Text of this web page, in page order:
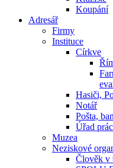
Koupání
Adresář
Firmy
Instituce
Církve
Hasiči,
Notář
Pošta,
Úřad
Muzea
Neziskové
Člověk v